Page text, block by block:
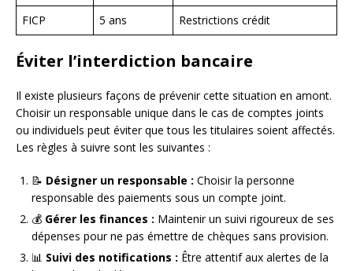
FICP
5 ans Restrictions crédit
Éviter l’interdiction bancaire
Il existe plusieurs façons de prévenir cette situation en amont.
Choisir un responsable unique dans le cas de comptes joints
ou individuels peut éviter que tous les titulaires soient affectés.
Les règles à suivre sont les suivantes :
📝 Désigner un responsable : Choisir la personne
responsable des paiements sous un compte joint.
💰 Gérer les finances : Maintenir un suivi rigoureux de ses
dépenses pour ne pas émettre de chèques sans provision.
📊 Suivi des notifications : Être attentif aux alertes de la